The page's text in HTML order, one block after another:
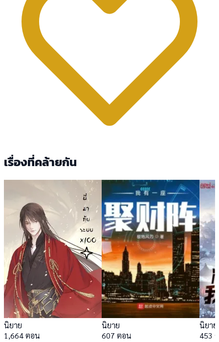
เรื่องที่คล้ายกัน
นิยาย
1,664 ตอน
นิยาย
607 ตอน
นิยาย
453